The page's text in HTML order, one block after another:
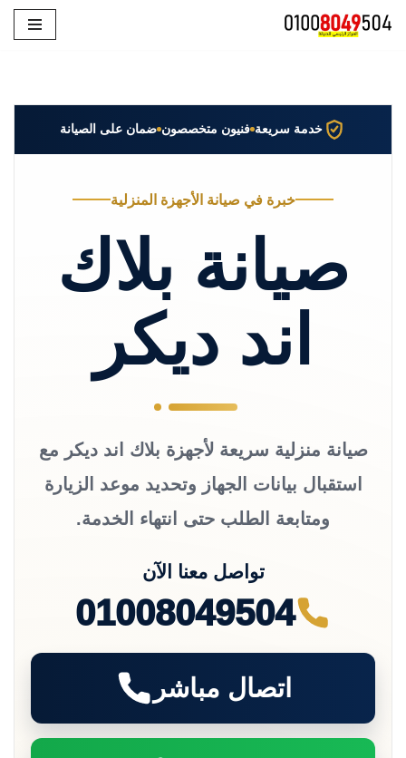
خدمة سريعة فنيون متخصصون ضمان على الصيانة
خبرة في صيانة الأجهزة المنزلية
صيانة بلاك
اند ديكر
صيانة منزلية سريعة لأجهزة بلاك اند ديكر مع
استقبال بيانات الجهاز وتحديد موعد الزيارة
ومتابعة الطلب حتى انتهاء الخدمة.
تواصل معنا الآن
01008049504
اتصال مباشر